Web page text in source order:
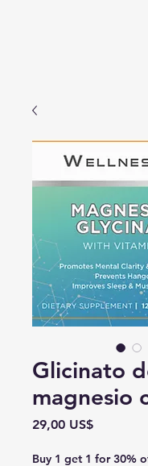
Glicinato
magnesio
29,00 US$Precio
Buy 1 get 1 for 30%